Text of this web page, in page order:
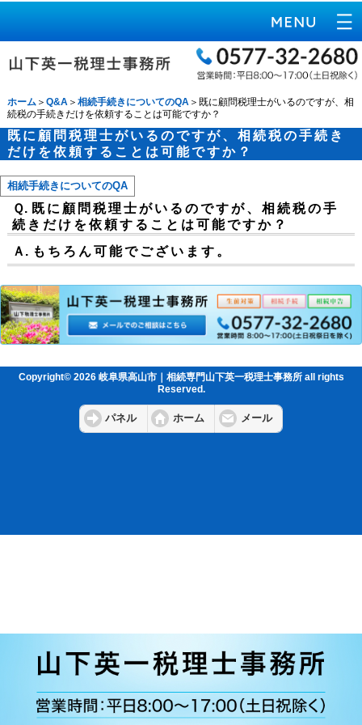
ホーム＞ Q&A＞ 相続手続きについてのQA＞既に顧問税理士がいるのですが、相
続税の手続きだけを依頼することは可能ですか？
既に顧問税理士がいるのですが、相続税の手続き
だけを依頼することは可能ですか？
相続手続きについてのQA
Ｑ. 既に顧問税理士がいるのですが、相続税の手
続きだけを依頼することは可能ですか？
Ａ. もちろん可能でございます。
Copyright© 2026 岐阜県高山市｜相続専門山下英一税理士事務所 all rights
Reserved.
パネル ホーム メール